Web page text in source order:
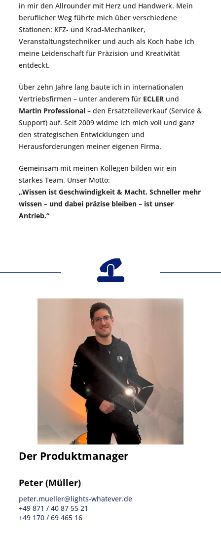
in mir den Allrounder mit Herz und Handwerk. Mein
beruflicher Weg führte mich über verschiedene
Stationen: KFZ- und Krad-Mechaniker,
Veranstaltungstechniker und auch als Koch habe ich
meine Leidenschaft für Präzision und Kreativität
entdeckt.
Über zehn Jahre lang baute ich in internationalen
Vertriebsfirmen – unter anderem für ECLER und
Martin Professional – den Ersatzteileverkauf (Service &
Support) auf. Seit 2009 widme ich mich voll und ganz
den strategischen Entwicklungen und
Herausforderungen meiner eigenen Firma.
Gemeinsam mit meinen Kollegen bilden wir ein
starkes Team. Unser Motto:
„Wissen ist Geschwindigkeit & Macht. Schneller mehr
wissen – und dabei präzise bleiben – ist unser
Antrieb.“
Der Produktmanager
Peter (Müller)
peter.mueller@lights-whatever.de
+49 871 / 40 87 55 21
+49 170 / 69 465 16